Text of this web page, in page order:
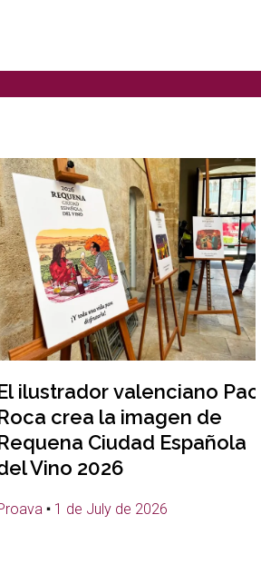
ilustrador valenciano Paco
crea la imagen de
Ciudad Española
Vino 2026
1 de July de 2026